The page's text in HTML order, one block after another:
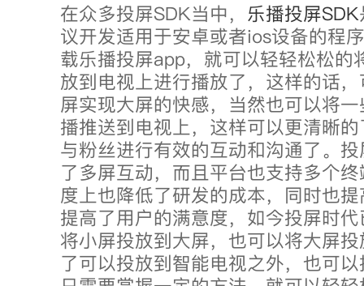
在众多投屏SDK当中， 乐播投屏SDK
议开发适用于安卓或者ios设备的程
载乐播投屏app，就可以轻轻松松的
放到电视上进行播放了，这样的话
屏实现大屏的快感，当然也可以将
播推送到电视上，这样可以更清晰
与粉丝进行有效的互动和沟通了。
了多屏互动，而且平台也支持多个
度上也降低了研发的成本，同时也
提高了用户的满意度，如今投屏时
将小屏投放到大屏，也可以将大屏
了可以投放到智能电视之外，也可